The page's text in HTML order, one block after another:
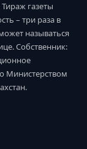
Тираж газеты
– три раза в
называться
Собственник:
Министерством